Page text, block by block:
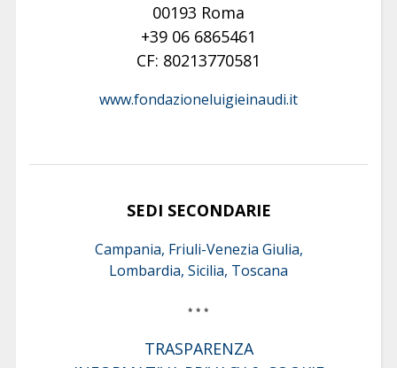
00193 Roma
+39 06 6865461
CF: 80213770581
www.fondazioneluigieinaudi.it
SEDI SECONDARIE
Campania, Friuli-Venezia Giulia,
Lombardia, Sicilia, Toscana
* * *
TRASPARENZA